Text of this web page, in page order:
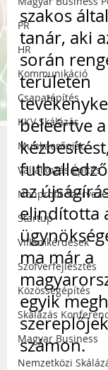
PR
HR
Kommunikáció
Csapatépítés
KKV Skálázás
Munkaerőpiac
Vállalkozás Építés
Nonprofit
Startup
Villámkérdések
Szofverfejlesztés
Közösségépítés
Skálázás
Magyar Business
Nemzetközi
szakos
tanár, aki
során
területen
beleértve
az
elindította
ma már a
egyik
számon.